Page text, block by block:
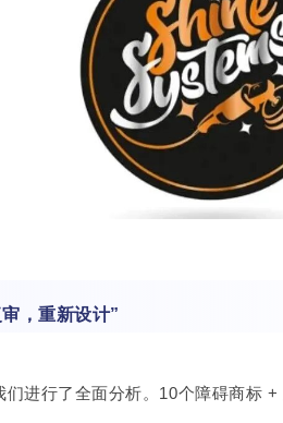
，重新设计”
进行了全面分析。 10个障碍商标